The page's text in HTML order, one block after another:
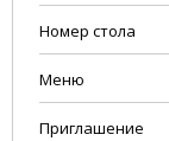
Номер стола
Меню
Приглашение